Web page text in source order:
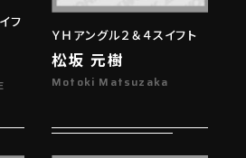
フ
ＹＨアングル２＆４スイフト
松坂 元樹
Motoki Matsuzaka